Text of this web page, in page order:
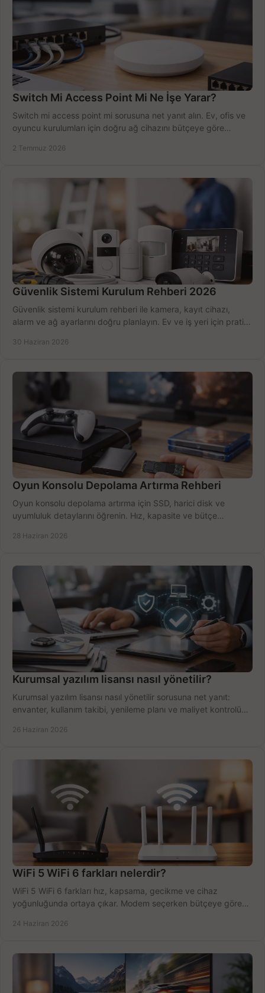
Switch Mi Access Point Mi Ne İşe Yarar?
Switch mi access point mi sorusuna net yanıt alın. Ev, ofis ve
oyuncu kurulumları için doğru ağ cihazını bütçeye göre
2 Temmuz 2026
Güvenlik Sistemi Kurulum Rehberi 2026
Güvenlik sistemi kurulum rehberi ile kamera, kayıt cihazı,
alarm ve ağ ayarlarını doğru planlayın. Ev ve iş yeri için pratik
30 Haziran 2026
Oyun Konsolu Depolama Artırma Rehberi
Oyun konsolu depolama artırma için SSD, harici disk ve
uyumluluk detaylarını öğrenin. Hız, kapasite ve bütçe
28 Haziran 2026
Kurumsal yazılım lisansı nasıl yönetilir?
Kurumsal yazılım lisansı nasıl yönetilir sorusuna net yanıt:
envanter, kullanım takibi, yenileme planı ve maliyet kontrolü
26 Haziran 2026
WiFi 5 WiFi 6 farkları nelerdir?
WiFi 5 WiFi 6 farkları hız, kapsama, gecikme ve cihaz
yoğunluğunda ortaya çıkar. Modem seçerken bütçeye göre
24 Haziran 2026